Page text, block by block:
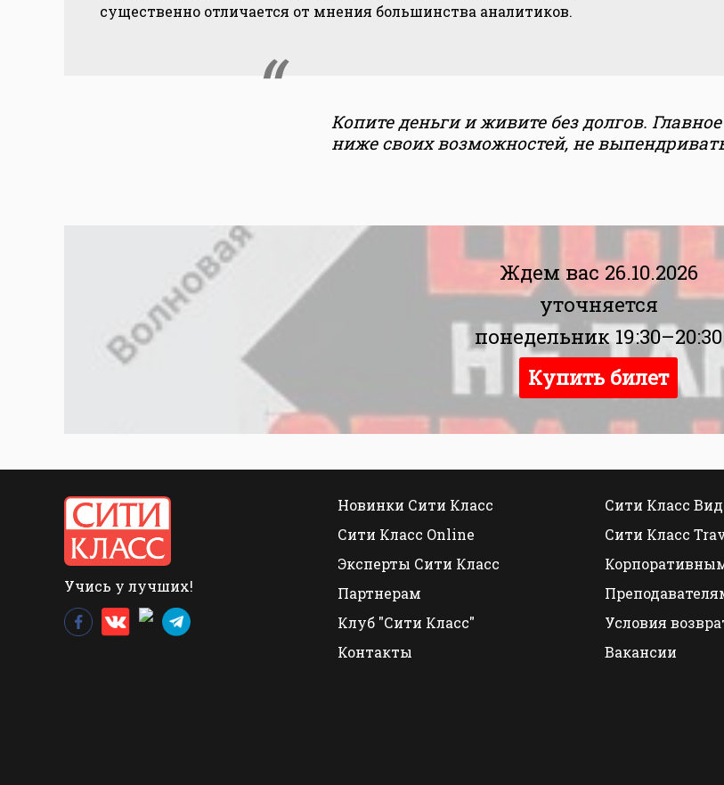
существенно отличается от мнения большинства аналитиков.
Копите деньги и живите без долгов.
ниже своих возможностей, не
Ждем вас 26.10.2026
уточняется
понедельник 19:30–20:30
Купить билет
Учись у лучших!
Новинки Сити Класс
Сити Класс
Сити Класс Online
Сити Класс
Эксперты Сити Класс
Партнерам
Клуб "Сити Класс"
Условия
Контакты
Вакансии